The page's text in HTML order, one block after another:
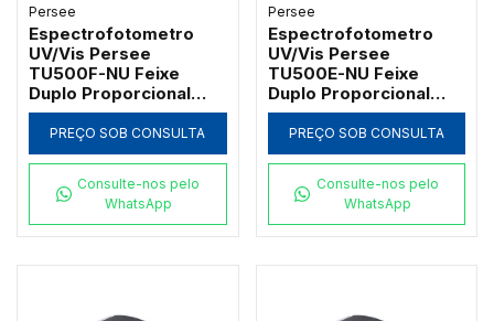
Persee
Espectrofotometro
UV/Vis Persee
TU500F-NU Feixe
Duplo Proporcional
com Tela Touch
Screen 7" e Suporte 5
Cubetas (5-100mm)
PREÇO SOB CONSULTA
Consulte-nos pelo
WhatsApp
Persee
Espectrofotometro
UV/Vis Persee
TU500E-NU Feixe
Duplo Proporcional
com Tela Touch
Screen 7" e Suporte 8
Cubetas
PREÇO SOB CONSULTA
Consulte-nos pelo
WhatsApp